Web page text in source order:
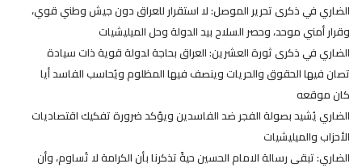
الضاري في ذكرى تحرير الموصل: لا استقرار للعراق دون جيش وطني قوي،
وقرار أمني موحد، وحصر السلاح بيد الدولة وحل الميليشيات
الضاري في ذكرى ثورة العشرين: العراق بحاجة لدولة قوية ذات سيادة
تصان فيها الحقوق والحريات وينصف فيها المظلوم ويُحاسب الفاسد أيا
كان موقعه
الضاري يُشيد بصولة الفجر ضد الفاسدين ويؤكد ضرورة تفكيك اقتصاديات
الأحزاب والميليشيات
الضاري: تبقى رسالة الامام الحسين حيةً تذكرنا بأن الكرامة لا تُساوم، وأن